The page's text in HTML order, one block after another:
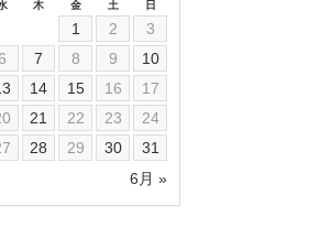
木 金 土 日
6月 »
1 2
3
7 8 9
10
14 15 16
17
21 22 23
24
28 29 30 31